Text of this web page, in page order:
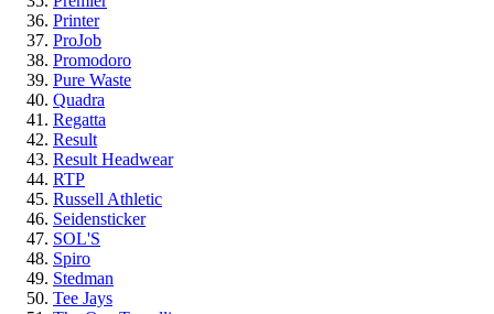
Printer
ProJob
Promodoro
Pure Waste
Quadra
Regatta
Result
Result Headwear
RTP
Russell Athletic
Seidensticker
SOL'S
Spiro
Stedman
Tee Jays